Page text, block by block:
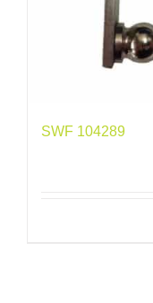
SWF 104289